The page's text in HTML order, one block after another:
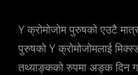
Y क्रोमोजोम पुरुषको एउटै
पुरुषको Y क्रोमोजोमलाई
तथ्याङ्कको रुपमा अङ्क दिन